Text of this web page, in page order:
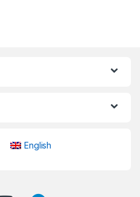
English